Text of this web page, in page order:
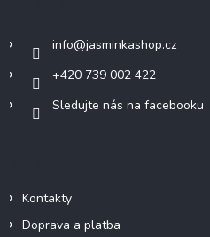
info@jasminkashop.cz
+420 739 002 422
Sledujte nás na facebooku
Kontakty
Doprava a platba